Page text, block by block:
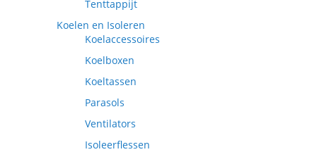
Tenttappijt
Koelen en Isoleren
Koelaccessoires
Koelboxen
Koeltassen
Parasols
Ventilators
Isoleerflessen